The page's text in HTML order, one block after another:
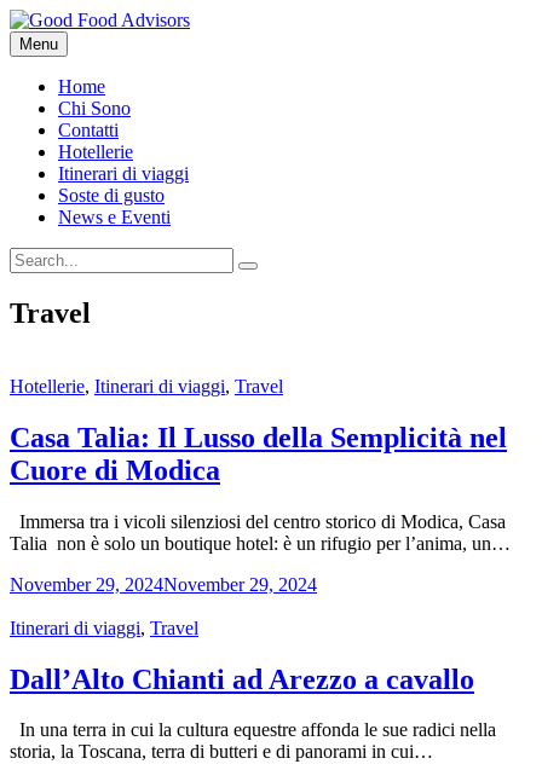
Skip
to
content
Menu
Home
Chi Sono
Contatti
Hotellerie
Itinerari di viaggi
Soste di gusto
News e Eventi
Search
for:
Search
Travel
Categories
Hotellerie, Itinerari di viaggi, Travel
Casa Talia: Il Lusso della Semplicità nel
Cuore di Modica
Immersa tra i vicoli silenziosi del centro storico di Modica, Casa
Talia non è solo un boutique hotel: è un rifugio per l’anima, un…
November 29, 2024November 29, 2024
Categories
Itinerari di viaggi, Travel
Dall’Alto Chianti ad Arezzo a cavallo
In una terra in cui la cultura equestre affonda le sue radici nella
storia, la Toscana, terra di butteri e di panorami in cui…